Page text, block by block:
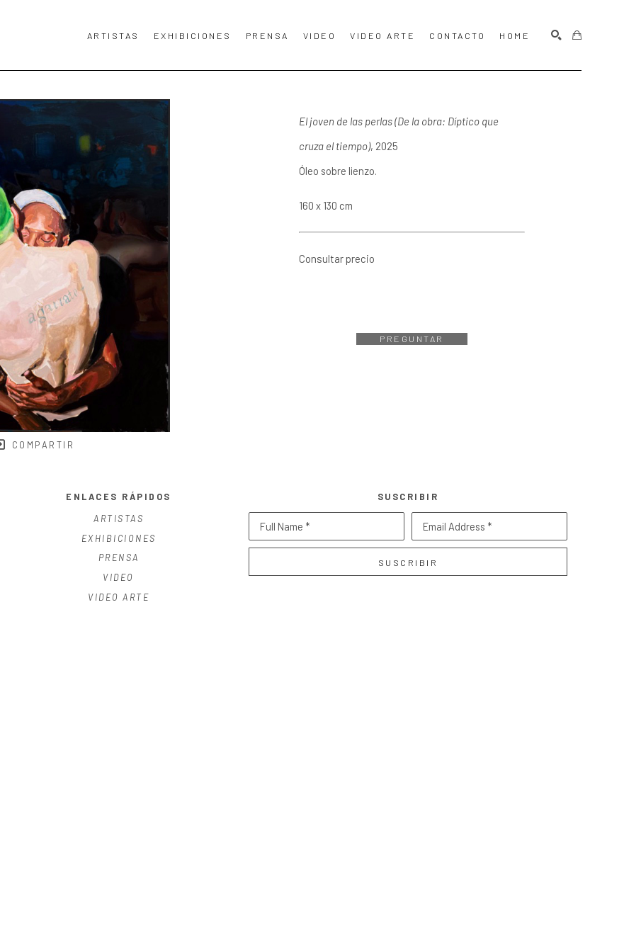
ARTISTAS EXHIBICIONES PRENSA VIDEO VIDEO ARTE CONTACTO HOME
COMPARTIR
El joven de las perlas (De la obra: Díptico que
cruza el tiempo), 2025
Óleo sobre lienzo.
160 x 130 cm
Consultar precio
PREGUNTAR
ENLACES RÁPIDOS
ARTISTAS
EXHIBICIONES
PRENSA
VIDEO
VIDEO ARTE
SUSCRIBIR
Full Name * Email Address *
SUSCRIBIR